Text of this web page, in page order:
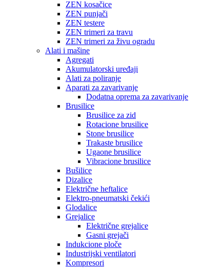
ZEN kosačice
ZEN punjači
ZEN testere
ZEN trimeri za travu
ZEN trimeri za živu ogradu
Alati i mašine
Agregati
Akumulatorski uređaji
Alati za poliranje
Aparati za zavarivanje
Dodatna oprema za zavarivanje
Brusilice
Brusilice za zid
Rotacione brusilice
Stone brusilice
Trakaste brusilice
Ugaone brusilice
Vibracione brusilice
Bušilice
Dizalice
Električne heftalice
Elektro-pneumatski čekići
Glodalice
Grejalice
Električne grejalice
Gasni grejači
Indukcione ploče
Industrijski ventilatori
Kompresori